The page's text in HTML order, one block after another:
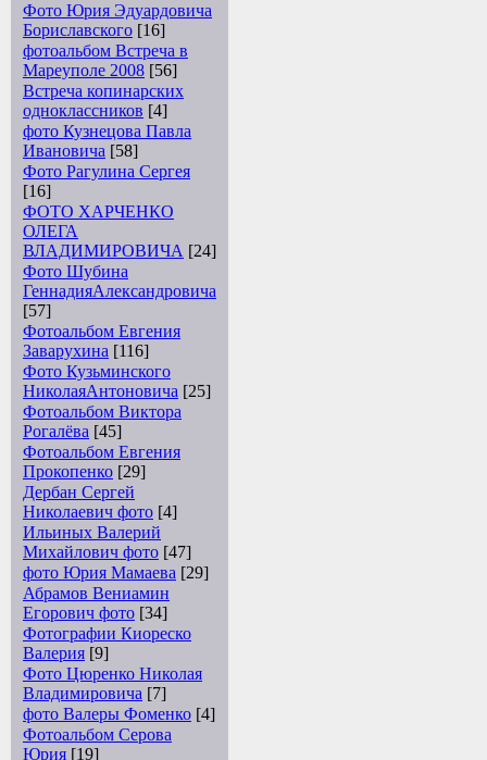
Фото Юрия Эдуардовича
Бориславского [16]
фотоальбом Встреча в
Мареуполе 2008 [56]
Встреча копинарских
одноклассников [4]
фото Кузнецова Павла
Ивановича [58]
Фото Рагулина Сергея
[16]
ФОТО ХАРЧЕНКО
ОЛЕГА
ВЛАДИМИРОВИЧА [24]
Фото Шубина
ГеннадияАлександровича
[57]
Фотоальбом Евгения
Заварухина [116]
Фото Кузьминского
НиколаяАнтоновича [25]
Фотоальбом Виктора
Рогалёва [45]
Фотоальбом Евгения
Прокопенко [29]
Дербан Сергей
Николаевич фото [4]
Ильиных Валерий
Михайлович фото [47]
фото Юрия Мамаева [29]
Абрамов Вениамин
Егорович фото [34]
Фотографии Киореско
Валерия [9]
Фото Цюренко Николая
Владимировича [7]
фото Валеры Фоменко [4]
Фотоальбом Серова
Юрия [19]